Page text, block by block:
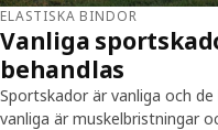
ELASTISKA BINDOR
Vanliga
behandlas
Sportskador är vanliga och
vanliga är muskelbristningar